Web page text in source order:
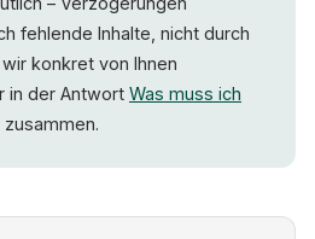
fehlende Inhalte, nicht durch
konkret von Ihnen
in der Antwort Was muss ich
zusammen.